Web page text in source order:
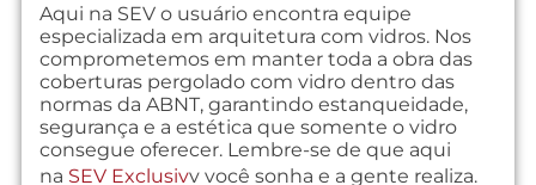
Aqui na SEV o usuário encontra equipe
especializada em arquitetura com vidros. Nos
comprometemos em manter toda a obra das
coberturas pergolado com vidro dentro das
normas da ABNT, garantindo estanqueidade,
segurança e a estética que somente o vidro
consegue oferecer. Lembre-se de que aqui
na SEV Exclusivv você sonha e a gente realiza.